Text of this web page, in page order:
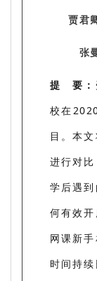
贾君
张
提 要：
校在
目。本
进行对
学后遇
何有效
网课新
时间持